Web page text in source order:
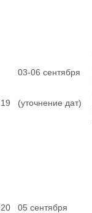
19
03-06 сентября
(уточнение дат)
20 05 сентября